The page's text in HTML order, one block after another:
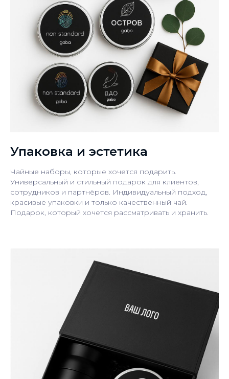
Упаковка и эстетика
Чайные наборы, которые хочется подарить.
Универсальный и стильный подарок для клиентов,
сотрудников и партнёров. Индивидуальный подход,
красивые упаковки и только качественный чай.
Подарок, который хочется рассматривать и хранить.